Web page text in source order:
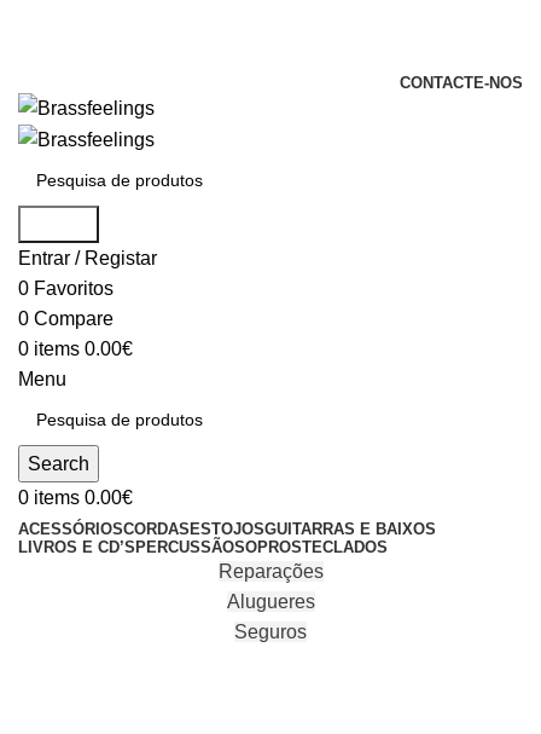
CONTACTE-NOS
Entrar / Registar
0 Favoritos
0 Compare
0 items 0.00€
Menu
Search
0 items 0.00€
ACESSÓRIOSCORDAS ESTOJOSGUITARRAS E BAIXOS
LIVROS E CD’S PERCUSSÃOSOPROSTECLADOS
Reparações
Alugueres
Seguros